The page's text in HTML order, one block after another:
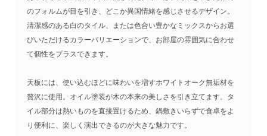
のフォルムが目を引き、どこか異国情緒を感じさせるデザイン。
清潔感のある白のタイル、または色合い豊かなミックスからお選
びいただけるカラーバリエーションで、お部屋の雰囲気に合わせ
て個性をプラスできます。
天板には、使い込むほどに味わいを増すホワイトオーク無垢材を
贅沢に使用。オイル塗装が木の本来の美しさを引き立てます。タ
イル部分は熱いものを直接置けるため、鍋敷きいらずで食卓をよ
り便利に、楽しく演出できるのが大きな魅力です。